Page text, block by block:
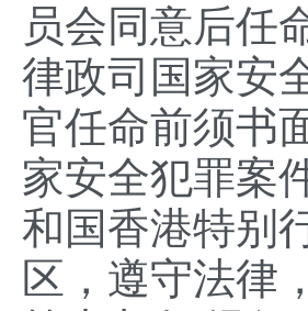
员会同意后任
律政司国家安
官任命前须书
家安全犯罪案
和国香港特别
区，遵守法律